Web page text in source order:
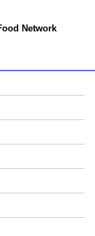
Network